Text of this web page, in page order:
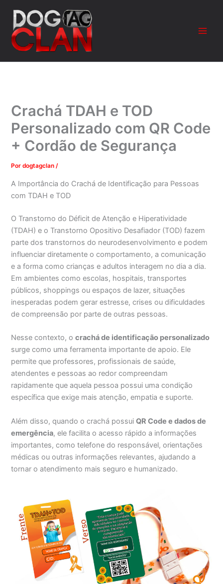
para
conteúdo
Crachá TDAH e TOD
Personalizado com QR Code
+ Cordão de Segurança
Pordogtagclan/
A Importância do Crachá de Identificação para Pessoas
com TDAH e TOD
O Transtorno do Déficit de Atenção e Hiperatividade
(TDAH) e o Transtorno Opositivo Desafiador (TOD) fazem
parte dos transtornos do neurodesenvolvimento e podem
influenciar diretamente o comportamento, a comunicação
e a forma como crianças e adultos interagem no dia a dia.
Em ambientes como escolas, hospitais, transportes
públicos, shoppings ou espaços de lazer, situações
inesperadas podem gerar estresse, crises ou dificuldades
de compreensão por parte de outras pessoas.
Nesse contexto, ocrachá de identificação personalizado
surge como uma ferramenta importante de apoio. Ele
permite que professores, profissionais de saúde,
atendentes e pessoas ao redor compreendam
rapidamente que aquela pessoa possui uma condição
específica que exige mais atenção, empatia e suporte.
Além disso, quando o crachá possuiQR Code e dados de
emergência, ele facilita o acesso rápido a informações
importantes, como telefone do responsável, orientações
médicas ou outras informações relevantes, ajudando a
tornar o atendimento mais seguro e humanizado.